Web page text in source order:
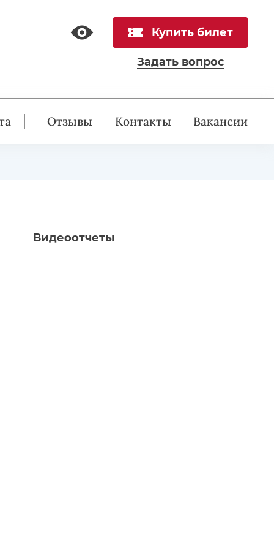
Купить билет
Задать вопрос
Отзывы Контакты Вакансии
Видеоотчеты